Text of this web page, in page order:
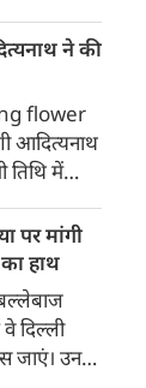
आजाद
सहती
ने देश को
गांव की
के मौसम
मजबूरी
ने की
flower
आदित्यनाथ
तिथि में
के साथ
राम की
के सांसद
को सम्मान
पर
पर मांगी
हाथ
दिल्‍ली
जाएं। उनका